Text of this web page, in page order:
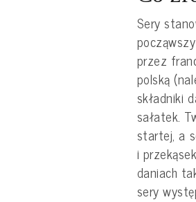
Sery
przez
polską
składniki
sałatek.
startej, a
i
daniach
sery